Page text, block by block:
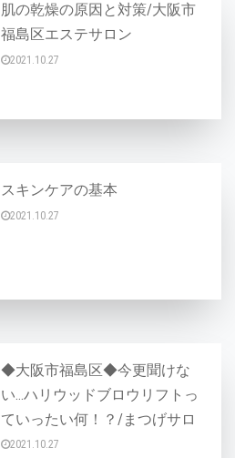
肌の乾燥の原因と対策/大阪市
福島区エステサロン
2021.10.27
スキンケアの基本
2021.10.27
◆大阪市福島区◆今更聞けな
い…ハリウッドブロウリフトっ
ていったい何！？/まつげサロ
ン2021.10.27